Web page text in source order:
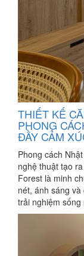
THIẾT KẾ
PHONG
ĐẦY CẢM
Phong cách
nghệ thuật tạo
Forest là minh
nét, ánh sáng
trải nghiệm